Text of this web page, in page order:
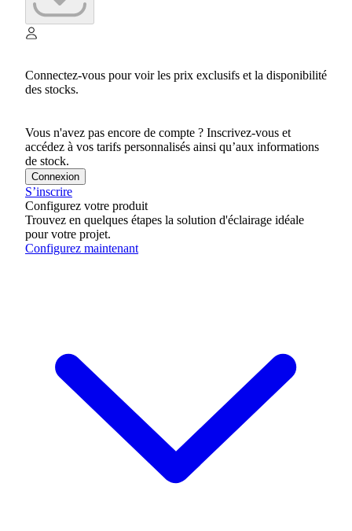
Connectez-vous pour voir les prix exclusifs et la disponibilité
des stocks.
Vous n'avez pas encore de compte ? Inscrivez-vous et
accédez à vos tarifs personnalisés ainsi qu’aux informations
de stock.
Connexion
S’inscrire
Configurez votre produit
Trouvez en quelques étapes la solution d'éclairage idéale
pour votre projet.
Configurez maintenant